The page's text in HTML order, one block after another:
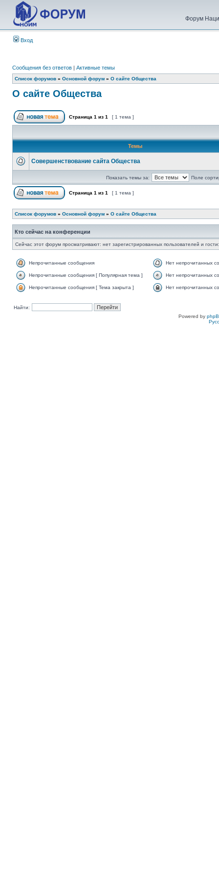
Форум
Вход
Сообщения без ответов | Активные темы
Список форумов » Основной форум » О сайте Общества
О сайте Общества
Страница 1 из 1 [ 1 тема ]
Темы
Совершенствование сайта Общества
Показать темы за: Поле
Страница 1 из 1 [ 1 тема ]
Список форумов » Основной форум » О сайте Общества
Кто сейчас на конференции
Сейчас этот форум просматривают: нет зарегистрированных пользователей и
Непрочитанные сообщения Нет непрочитанных
Непрочитанные сообщения [ Популярная тема ] Нет непрочитанных
Непрочитанные сообщения [ Тема закрыта ] Нет непрочитанных
Найти:
Powered by